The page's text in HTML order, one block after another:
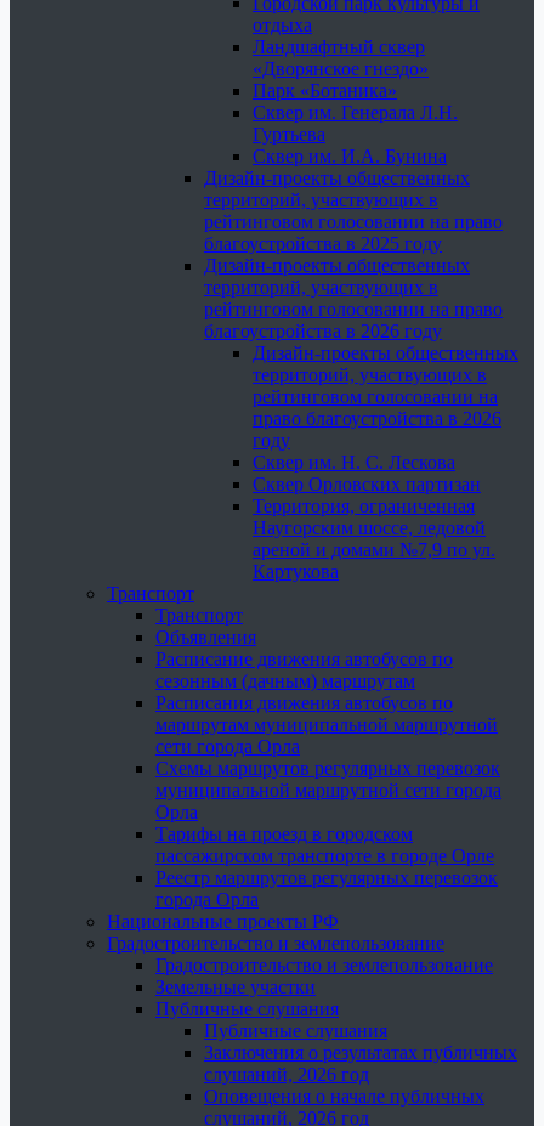
отдыха
Ландшафтный сквер
«Дворянское гнездо»
Парк «Ботаника»
Сквер им. Генерала Л.Н.
Гуртьева
Сквер им. И.А. Бунина
Дизайн-проекты общественных
территорий, участвующих в
рейтинговом голосовании на право
благоустройства в 2025 году
Дизайн-проекты общественных
территорий, участвующих в
рейтинговом голосовании на право
благоустройства в 2026 году
Дизайн-проекты общественных
территорий, участвующих в
рейтинговом голосовании на
право благоустройства в 2026
году
Сквер им. Н. С. Лескова
Сквер Орловских партизан
Территория, ограниченная
Наугорским шоссе, ледовой
ареной и домами №7,9 по ул.
Картукова
Транспорт
Транспорт
Объявления
Расписание движения автобусов по
сезонным (дачным) маршрутам
Расписания движения автобусов по
маршрутам муниципальной маршрутной
сети города Орла
Схемы маршрутов регулярных перевозок
муниципальной маршрутной сети города
Орла
Тарифы на проезд в городском
пассажирском транспорте в городе Орле
Реестр маршрутов регулярных перевозок
города Орла
Национальные проекты РФ
Градостроительство и землепользование
Градостроительство и землепользование
Земельные участки
Публичные слушания
Публичные слушания
Заключения о результатах публичных
слушаний, 2026 год
Оповещения о начале публичных
слушаний, 2026 год